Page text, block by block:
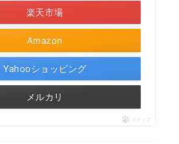
Amazon
楽天市場
Yahooショッピング
メルカリ
ポチップ